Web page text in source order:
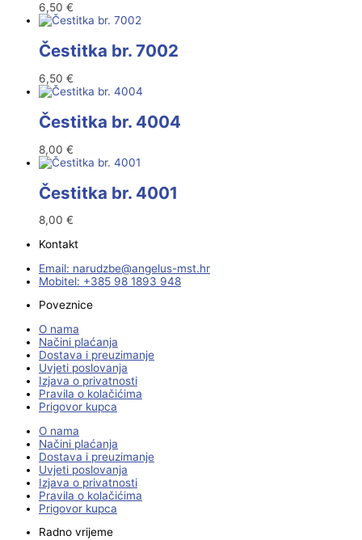
6,50 €
Čestitka br. 7002
6,50 €
Čestitka br. 4004
8,00 €
Čestitka br. 4001
8,00 €
Kontakt
Email:
rh.tsm-sulegna
@ebzduran
Mobitel: +385 98 1893 948
Poveznice
O nama
Načini plaćanja
Dostava i preuzimanje
Uvjeti poslovanja
Izjava o privatnosti
Pravila o kolačićima
Prigovor kupca
O nama
Načini plaćanja
Dostava i preuzimanje
Uvjeti poslovanja
Izjava o privatnosti
Pravila o kolačićima
Prigovor kupca
Radno vrijeme